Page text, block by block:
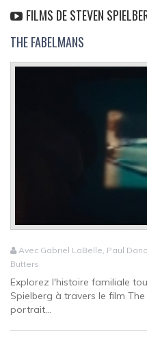
FILMS DE STEVEN
THE FABELMANS
Avec Gabriel LaBelle, Paul
Butters
Explorez l'histoire familiale
Spielberg à travers le film
portrait...